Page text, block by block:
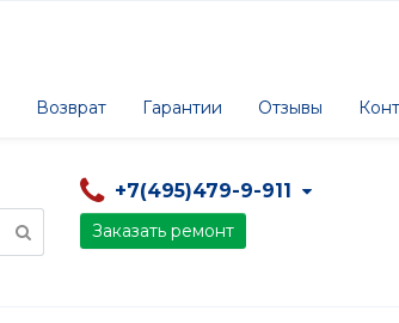
Возврат Гарантии Отзывы
+7(495)479-9-911
Заказать ремонт